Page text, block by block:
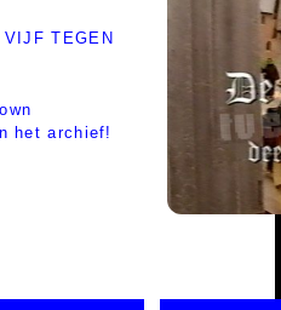
TEGEN
het archief!